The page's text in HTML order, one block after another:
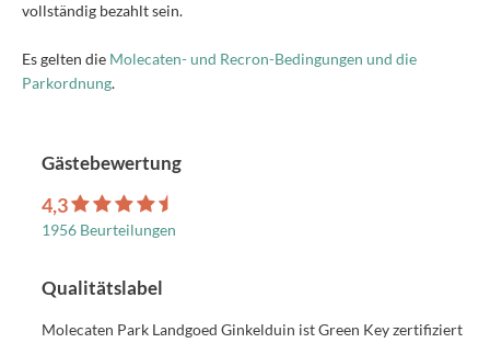
vollständig bezahlt sein.
Es gelten die Molecaten- und Recron-Bedingungen und die
Parkordnung.
Gästebewertung
4,3
1956 Beurteilungen
Qualitätslabel
Molecaten Park Landgoed Ginkelduin ist Green Key zertifiziert